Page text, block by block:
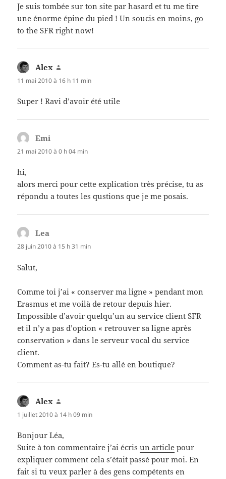
Je suis tombée sur ton site par hasard et tu me tire
une énorme épine du pied ! Un soucis en moins, go
to the SFR right now!
Alex
11 mai 2010 à 16 h 11 min
Super ! Ravi d’avoir été utile
Emi
21 mai 2010 à 0 h 04 min
hi,
alors merci pour cette explication très précise, tu as
répondu a toutes les qustions que je me posais.
Lea
28 juin 2010 à 15 h 31 min
Salut,
Comme toi j’ai « conserver ma ligne » pendant mon
Erasmus et me voilà de retour depuis hier.
Impossible d’avoir quelqu’un au service client SFR
et il n’y a pas d’option « retrouver sa ligne après
conservation » dans le serveur vocal du service
client.
Comment as-tu fait? Es-tu allé en boutique?
Alex
1 juillet 2010 à 14 h 09 min
Bonjour Léa,
Suite à ton commentaire j’ai écrisun article pour
expliquer comment cela s’était passé pour moi. En
fait si tu veux parler à des gens compétents en